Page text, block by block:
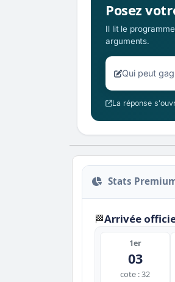
Posez
Il lit le
arguments.
Votre question
La réponse
Stats
🏁Arrivée
1er
03
cote : 32